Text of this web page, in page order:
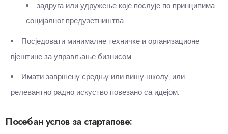
задруга или удружење које послује по принципима
социјалног предузетништва
Посједовати минималне техничке и организационе
вјештине за управљање бизнисом.
Имати завршену средњу или вишу школу, или
релевантно радно искуство повезано са идејом.
Посебан услов за стартапове: